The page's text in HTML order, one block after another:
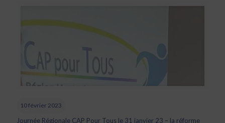
10 février 2023
Journée Régionale CAP Pour Tous le 31 janvier 23 – la réforme